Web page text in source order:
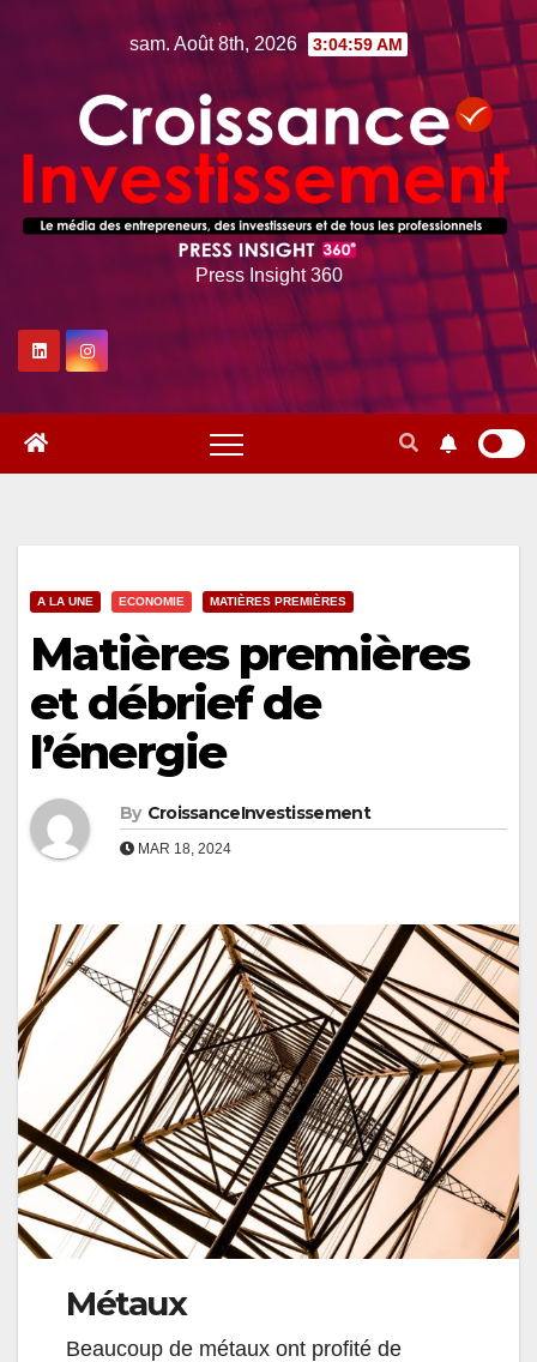
sam. Août 8th, 2026 3:05:00 AM
Press Insight 360
A LA UNE ECONOMIE MATIÈRES PREMIÈRES
Matières premières
et débrief de
l’énergie
By CroissanceInvestissement
MAR 18, 2024
Métaux
Beaucoup de métaux ont profité de